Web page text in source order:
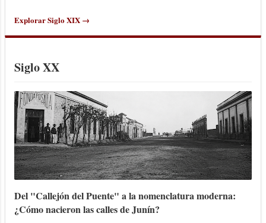
Explorar Siglo XIX →
Siglo XX
Del "Callejón del Puente" a la nomenclatura moderna:
¿Cómo nacieron las calles de Junín?